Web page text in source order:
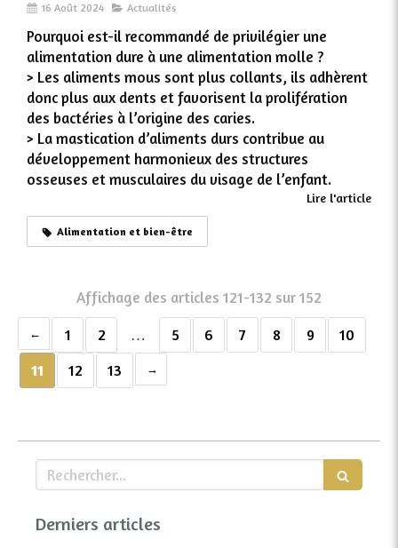
16 Août 2024 Actualités
Pourquoi est-il recommandé de privilégier une
alimentation dure à une alimentation molle ?
> Les aliments mous sont plus collants, ils adhèrent
donc plus aux dents et favorisent la prolifération
des bactéries à l’origine des caries.
> La mastication d’aliments durs contribue au
développement harmonieux des structures
osseuses et musculaires du visage de l’enfant.
Lire l'article
Alimentation et bien-être
Affichage des articles 121-132 sur 152
1
2 … 5 6 7 8 9
10
11
12 13
Rechercher
Derniers articles